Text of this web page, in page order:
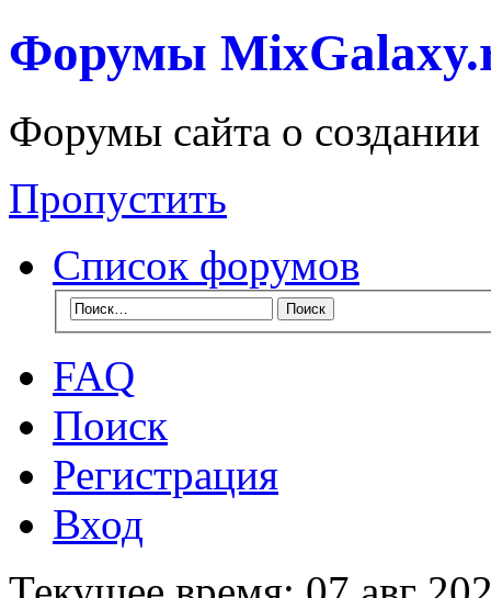
Форумы
Форумы сайта о
Пропустить
Список форумов
FAQ
Поиск
Регистрация
Вход